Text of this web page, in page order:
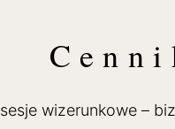
C e n n i
sesje wizerunkowe –